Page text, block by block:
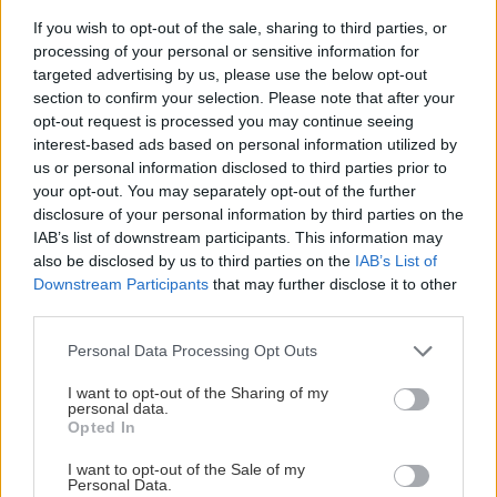
If you wish to opt-out of the sale, sharing to third parties, or
processing of your personal or sensitive information for
targeted advertising by us, please use the below opt-out
section to confirm your selection. Please note that after your
opt-out request is processed you may continue seeing
interest-based ads based on personal information utilized by
us or personal information disclosed to third parties prior to
your opt-out. You may separately opt-out of the further
disclosure of your personal information by third parties on the
IAB’s list of downstream participants. This information may
also be disclosed by us to third parties on the IAB’s List of
Downstream Participants that may further disclose it to other
Please note that this website/app uses one or more Google
not limited to your visit or usage behaviour. You may click to
grant or deny consent to Google and its third-party tags to
use your data for below specified purposes in below Google
consent section.
Personal Data Processing Opt Outs
I want to opt-out of the Sharing of my
personal data.
Opted In
I want to opt-out of the Sale of my
Personal Data.
úlohách, kde treba prihladiť surové piliarske či
stavebné dosky a hranoly. Má odklápateľné
čelo a nastaviteľnú čelnú rukoväť, pri brúsení
sa dostane aj na menej dostupné miesta.
Vyššia prašnosť pri prácach v exteriéri
neprekáža. V stolárskej dielni sme sa však
museli popasovať s horšou
manévrovateľnosťou. Brúska sa pre nesúmerné
postavenie rukovätí občas nakláňala nabok
a hrana brúsneho pásu sa vnárala do materiálu.
prítlakom sa znižujú otáčky motora. Ak máte
dosť sily, zbernú nádobku z plastu
pravdepodobne vymeníte za vysávač.
či majstrovaní vo dvore, s káblom dlhým 3 m